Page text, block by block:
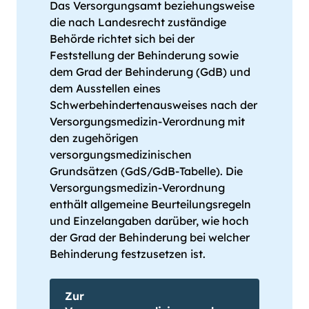
Das Versorgungsamt beziehungsweise
die nach Landesrecht zuständige
Behörde richtet sich bei der
Feststellung der Behinderung sowie
dem Grad der Behinderung (GdB) und
dem Ausstellen eines
Schwerbehindertenausweises nach der
Versorgungsmedizin-Verordnung mit
den zu­ge­hö­ri­gen
versorgungsmedizinischen
Grundsätzen (GdS/GdB-Tabelle). Die
Ver­sor­gungs­me­di­zin-Ver­ord­nung
enthält allgemeine Beurteilungsregeln
und Einzelangaben darüber, wie hoch
der Grad der Behinderung bei welcher
Behinderung festzusetzen ist.
Zur